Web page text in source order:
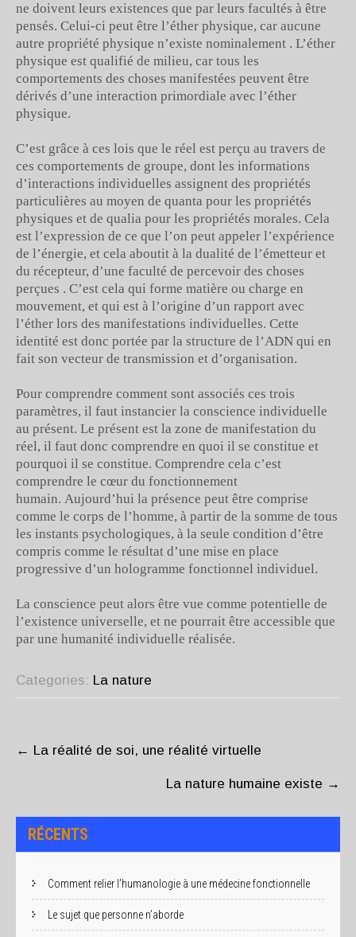
ne doivent leurs existences que par leurs facultés à être
pensés. Celui-ci peut être l’éther physique, car aucune
autre propriété physique n’existe nominalement . L’éther
physique est qualifié de milieu, car tous les
comportements des choses manifestées peuvent être
dérivés d’une interaction primordiale avec l’éther
physique.
C’est grâce à ces lois que le réel est perçu au travers de
ces comportements de groupe, dont les informations
d’interactions individuelles assignent des propriétés
particulières au moyen de quanta pour les propriétés
physiques et de qualia pour les propriétés morales. Cela
est l’expression de ce que l’on peut appeler l’expérience
de l’énergie, et cela aboutit à la dualité de l’émetteur et
du récepteur, d’une faculté de percevoir des choses
perçues . C’est cela qui forme matière ou charge en
mouvement, et qui est à l’origine d’un rapport avec
l’éther lors des manifestations individuelles. Cette
identité est donc portée par la structure de l’ADN qui en
fait son vecteur de transmission et d’organisation.
Pour comprendre comment sont associés ces trois
paramètres, il faut instancier la conscience individuelle
au présent. Le présent est la zone de manifestation du
réel, il faut donc comprendre en quoi il se constitue et
pourquoi il se constitue. Comprendre cela c’est
comprendre le cœur du fonctionnement
humain. Aujourd’hui la présence peut être comprise
comme le corps de l’homme, à partir de la somme de tous
les instants psychologiques, à la seule condition d’être
compris comme le résultat d’une mise en place
progressive d’un hologramme fonctionnel individuel.
La conscience peut alors être vue comme potentielle de
l’existence universelle, et ne pourrait être accessible que
par une humanité individuelle réalisée.
Categories: La nature
NAVIGATION
← La réalité de soi, une réalité virtuelle
La nature humaine existe →
RÉCENTS
Comment relier l’humanologie à une médecine fonctionnelle
Le sujet que personne n’aborde